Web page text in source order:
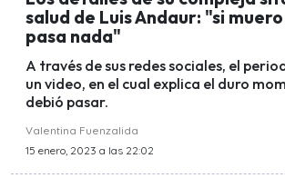
salud de Luis Andaur: "si
pasa nada"
A través de sus redes sociales, el
un video, en el cual explica el duro
debió pasar.
Valentina Fuenzalida
15 enero, 2023 a las 22:02